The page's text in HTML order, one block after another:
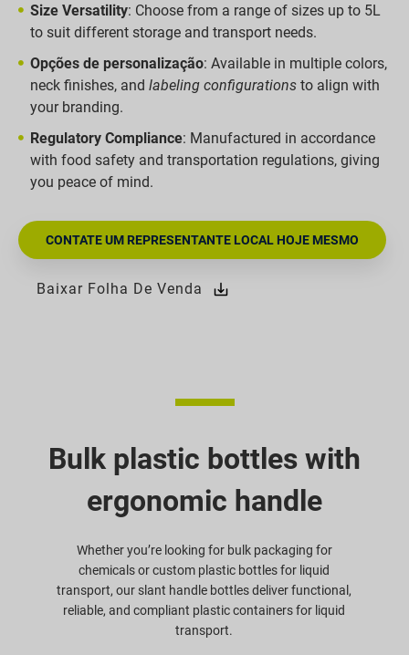
Size Versatility: Choose from a range of sizes up to 5L
to suit different storage and transport needs.
Opções de personalização: Available in multiple colors,
neck finishes, and labeling configurationsto align with
your branding.
Regulatory Compliance: Manufactured in accordance
with food safety and transportation regulations, giving
you peace of mind.
CONTATE UM REPRESENTANTE LOCAL HOJE MESMO
Baixar Folha De Venda
Bulk plastic bottles with
ergonomic handle
Whether you’re looking for bulk packaging for
chemicals or custom plastic bottles for liquid
transport, our slant handle bottles deliver functional,
reliable, and compliant plastic containers for liquid
transport.